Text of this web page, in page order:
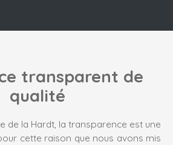
transparent de
qualité
de la Hardt, la transparence est une
cette raison que nous avons mis